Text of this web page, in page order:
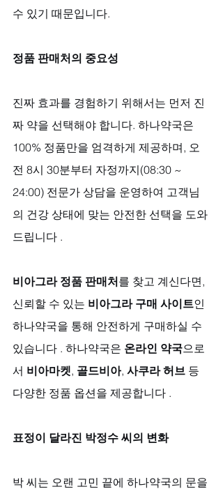
수 있기 때문입니다.
정품 판매처의 중요성
진짜 효과를 경험하기 위해서는 먼저 진
짜 약을 선택해야 합니다. 하나약국은
100% 정품만을 엄격하게 제공하며, 오
전 8시 30분부터 자정까지(08:30 ~
24:00) 전문가 상담을 운영하여 고객님
의 건강 상태에 맞는 안전한 선택을 도와
드립니다 .
비아그라 정품 판매처를 찾고 계신다면,
신뢰할 수 있는 비아그라 구매 사이트인
하나약국을 통해 안전하게 구매하실 수
있습니다 . 하나약국은 온라인 약국으로
서 비아마켓, 골드비아, 사쿠라 허브 등
다양한 정품 옵션을 제공합니다 .
표정이 달라진 박정수 씨의 변화
박 씨는 오랜 고민 끝에 하나약국의 문을